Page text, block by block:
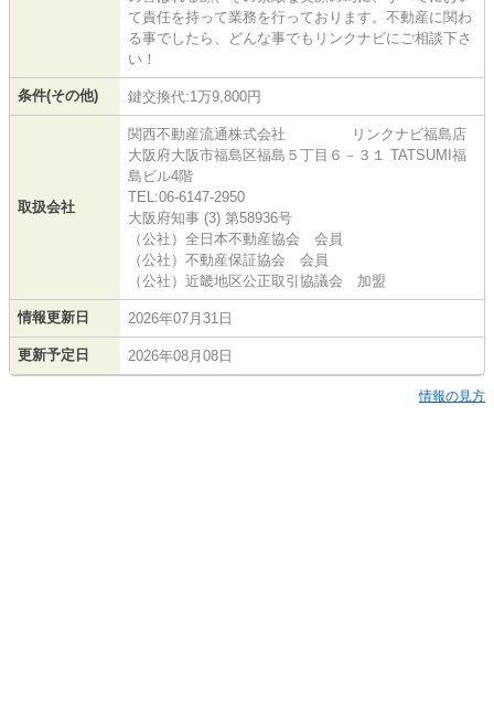
て責任を持って業務を行っております。不動産に関わ
る事でしたら、どんな事でもリンクナビにご相談下さ
い！
条件(その他) 鍵交換代:1万9,800円
取扱会社
関西不動産流通株式会社 リンクナビ福島店
大阪府大阪市福島区福島５丁目６－３１ TATSUMI福
島ビル4階
TEL:06-6147-2950
大阪府知事 (3) 第58936号
（公社）全日本不動産協会 会員
（公社）不動産保証協会 会員
（公社）近畿地区公正取引協議会 加盟
情報更新日 2026年07月31日
更新予定日 2026年08月08日
情報の見方